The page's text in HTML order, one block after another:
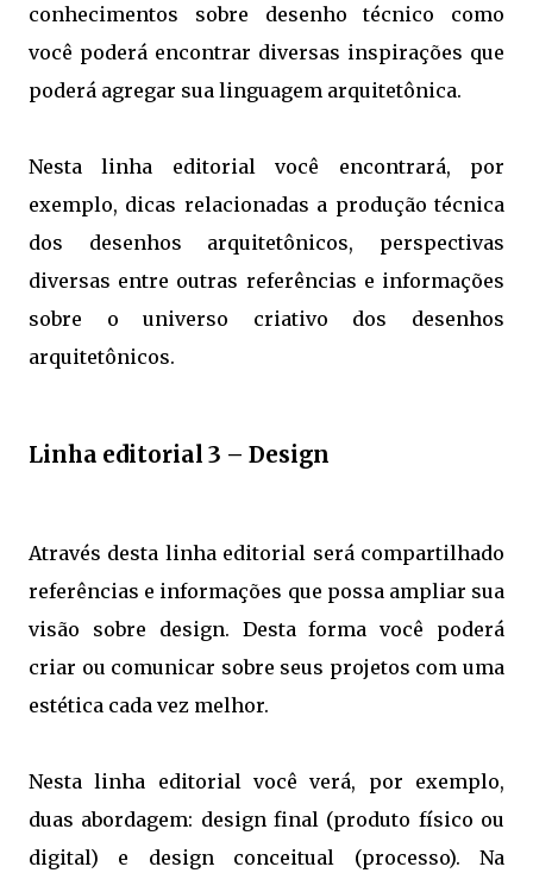
conhecimentos sobre desenho técnico como
você poderá encontrar diversas inspirações que
poderá agregar sua linguagem arquitetônica.
Nesta linha editorial você encontrará, por
exemplo, dicas relacionadas a produção técnica
dos desenhos arquitetônicos, perspectivas
diversas entre outras referências e informações
sobre o universo criativo dos desenhos
arquitetônicos.
Linha editorial 3 – Design
Através desta linha editorial será compartilhado
referências e informações que possa ampliar sua
visão sobre design. Desta forma você poderá
criar ou comunicar sobre seus projetos com uma
estética cada vez melhor.
Nesta linha editorial você verá, por exemplo,
duas abordagem: design final (produto físico ou
digital) e design conceitual (processo). Na